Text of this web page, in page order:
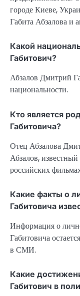
городе Киеве,
Габита Абзалова и
Какой
Габитович?
Абзалов Дмитрий
национальности.
Кто является
Габитовича?
Отец Абзалова
Абзалов,
российских
Какие факты о
Габитовича
Информация о
Габитовича
в СМИ.
Какие
Габитович в